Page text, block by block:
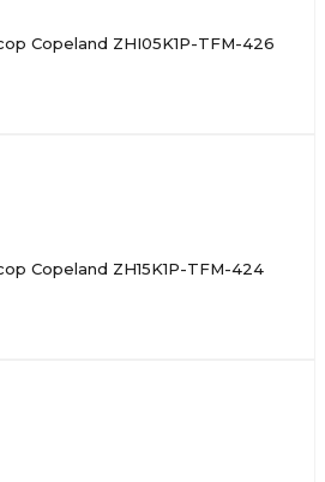
Copeland ZHI05K1P-TFM-426
Copeland ZH15K1P-TFM-424